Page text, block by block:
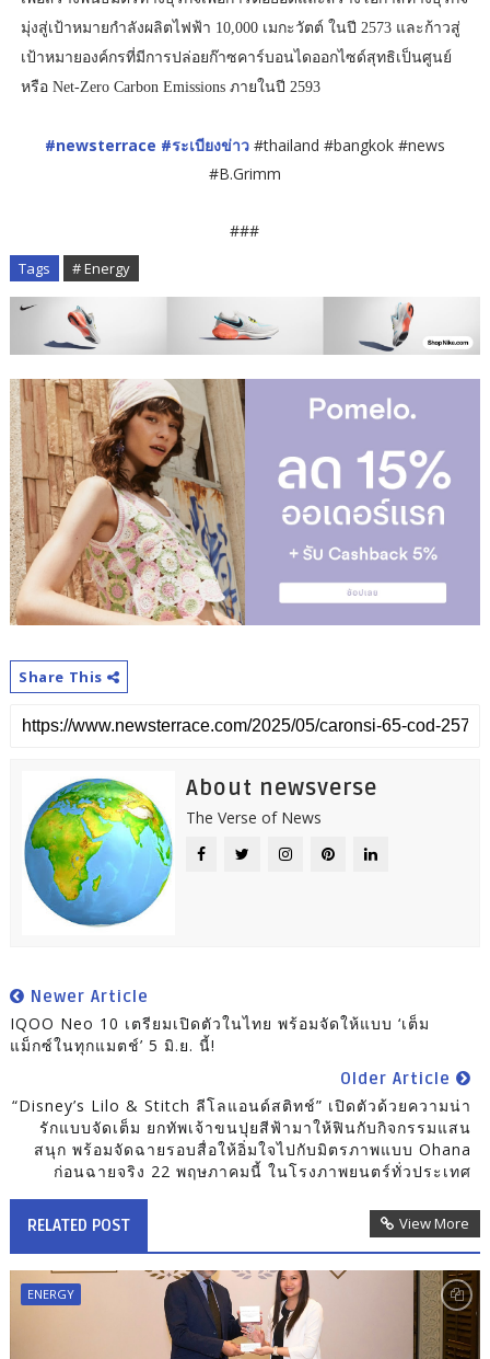
มุ่งสู่เป้าหมายกำลังผลิตไฟฟ้า 10,000 เมกะวัตต์ ในปี 2573 และก้าวสู่
เป้าหมายองค์กรที่มีการปล่อยก๊าซคาร์บอนไดออกไซด์สุทธิเป็นศูนย์
หรือ Net-Zero Carbon Emissions ภายในปี 2593
#newsterrace #ระเบียงข่าว#thailand #bangkok #news
#B.Grimm
###
Tags # Energy
Share This
About newsverse
The Verse of News
Newer Article
IQOO Neo 10 เตรียมเปิดตัวในไทย พร้อมจัดให้แบบ ‘เต็ม
แม็กซ์ในทุกแมตช์’ 5 มิ.ย. นี้!
Older Article
“Disney’s Lilo & Stitch ลีโลแอนด์สติทช์” เปิดตัวด้วยความน่า
รักแบบจัดเต็ม ยกทัพเจ้าขนปุยสีฟ้ามาให้ฟินกับกิจกรรมแสน
สนุก พร้อมจัดฉายรอบสื่อให้อิ่มใจไปกับมิตรภาพแบบ Ohana
ก่อนฉายจริง 22 พฤษภาคมนี้ ในโรงภาพยนตร์ทั่วประเทศ
RELATED POST View More
ENERGY